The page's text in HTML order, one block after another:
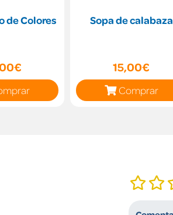
de Colores Sopa de calabaza
15,00€
Comprar